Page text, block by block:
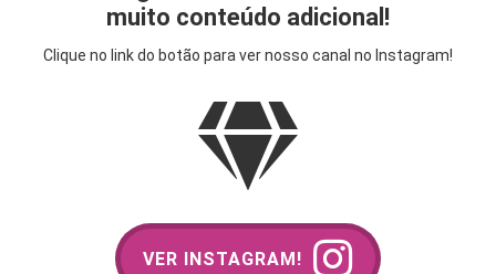
muito conteúdo adicional!
Clique no link do botão para ver nosso canal no Instagram!
VER INSTAGRAM!